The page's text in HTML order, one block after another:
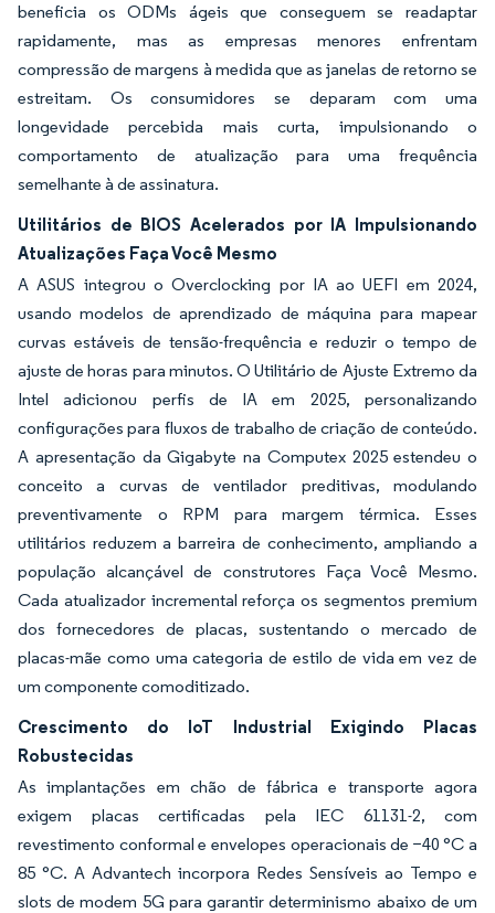
beneficia os ODMs ágeis que conseguem se readaptar
rapidamente, mas as empresas menores enfrentam
compressão de margens à medida que as janelas de retorno se
estreitam. Os consumidores se deparam com uma
longevidade percebida mais curta, impulsionando o
comportamento de atualização para uma frequência
semelhante à de assinatura.
Utilitários de BIOS Acelerados por IA Impulsionando
Atualizações Faça Você Mesmo
A ASUS integrou o Overclocking por IA ao UEFI em 2024,
usando modelos de aprendizado de máquina para mapear
curvas estáveis de tensão-frequência e reduzir o tempo de
ajuste de horas para minutos. O Utilitário de Ajuste Extremo da
Intel adicionou perfis de IA em 2025, personalizando
configurações para fluxos de trabalho de criação de conteúdo.
A apresentação da Gigabyte na Computex 2025 estendeu o
conceito a curvas de ventilador preditivas, modulando
preventivamente o RPM para margem térmica. Esses
utilitários reduzem a barreira de conhecimento, ampliando a
população alcançável de construtores Faça Você Mesmo.
Cada atualizador incremental reforça os segmentos premium
dos fornecedores de placas, sustentando o mercado de
placas-mãe como uma categoria de estilo de vida em vez de
um componente comoditizado.
Crescimento do IoT Industrial Exigindo Placas
Robustecidas
As implantações em chão de fábrica e transporte agora
exigem placas certificadas pela IEC 61131-2, com
revestimento conformal e envelopes operacionais de −40 °C a
85 °C. A Advantech incorpora Redes Sensíveis ao Tempo e
slots de modem 5G para garantir determinismo abaixo de um